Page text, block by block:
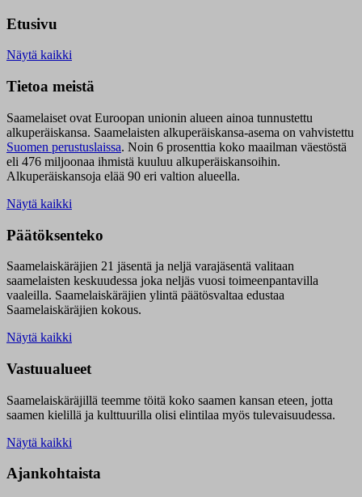
Etusivu
Näytä kaikki
Tietoa meistä
Saamelaiset ovat Euroopan unionin alueen ainoa tunnustettu
alkuperäiskansa. Saamelaisten alkuperäiskansa-asema on vahvistettu
Suomen perustuslaissa. Noin 6 prosenttia koko maailman väestöstä
eli 476 miljoonaa ihmistä kuuluu alkuperäiskansoihin.
Alkuperäiskansoja elää 90 eri valtion alueella.
Näytä kaikki
Päätöksenteko
Saamelaiskäräjien 21 jäsentä ja neljä varajäsentä valitaan
saamelaisten keskuudessa joka neljäs vuosi toimeenpantavilla
vaaleilla. Saamelaiskäräjien ylintä päätösvaltaa edustaa
Saamelaiskäräjien kokous.
Näytä kaikki
Vastuualueet
Saamelaiskäräjillä teemme töitä koko saamen kansan eteen, jotta
saamen kielillä ja kulttuurilla olisi elintilaa myös tulevaisuudessa.
Näytä kaikki
Ajankohtaista